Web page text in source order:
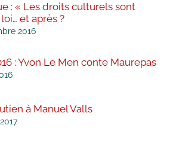
: « Les droits culturels sont
et après ?
2016
: Yvon Le Men conte Maurepas
à Manuel Valls